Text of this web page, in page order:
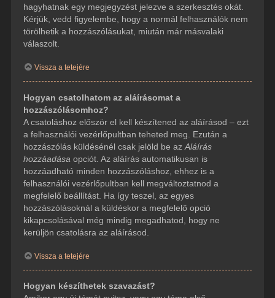
hagyhatnak egy megjegyzést jelezve a szerkesztés okát.
Kérjük, vedd figyelembe, hogy a normál felhasználók nem
törölhetik a hozzászólásukat, miután már másvalaki
válaszolt.
Vissza a tetejére
Hogyan csatolhatom az aláírásomat a
hozzászólásomhoz?
A csatoláshoz először el kell készítened az aláírásod – ezt
a felhasználói vezérlőpultban teheted meg. Ezután a
hozzászólás küldésénél csak jelöld be az Aláírás
hozzáadása opciót. Az aláírás automatikusan is
hozzáadható minden hozzászóláshoz, ehhez is a
felhasználói vezérlőpultban kell megváltoztatnod a
megfelelő beállítást. Ha így teszel, az egyes
hozzászólásoknál a küldéskor a megfelelő opció
kikapcsolásával még mindig megadhatod, hogy ne
kerüljön csatolásra az aláírásod.
Vissza a tetejére
Hogyan készíthetek szavazást?